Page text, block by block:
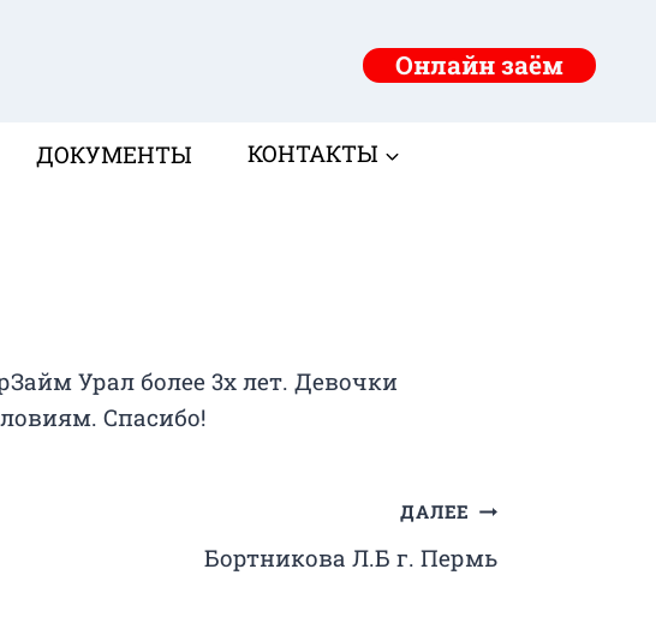
Онлайн заём
ДОКУМЕНТЫ КОНТАКТЫ
Урал более 3х лет. Девочки
Спасибо!
ДАЛЕЕ
Бортникова Л.Б г. Пермь